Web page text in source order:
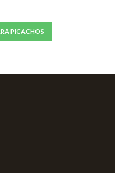
PICACHOS